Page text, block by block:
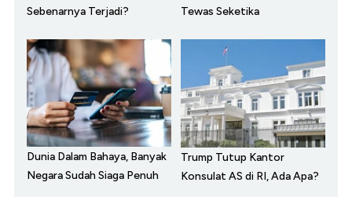
Sebenarnya Terjadi?
Tewas Seketika
Dunia Dalam Bahaya, Banyak
Negara Sudah Siaga Penuh
Trump Tutup Kantor
Konsulat AS di RI, Ada Apa?